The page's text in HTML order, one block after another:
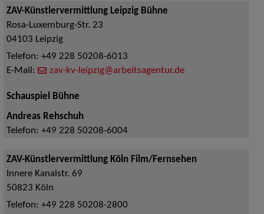
ZAV-Künstlervermittlung Leipzig Bühne
Rosa-Luxemburg-Str. 23
04103 Leipzig
Telefon: +49 228 50208-6013
E-Mail:
zav-kv-leipzig@arbeitsagentur.de
Schauspiel Bühne
Andreas Rehschuh
Telefon: +49 228 50208-6004
ZAV-Künstlervermittlung Köln Film/Fernsehen
Innere Kanalstr. 69
50823 Köln
Telefon: +49 228 50208-2800